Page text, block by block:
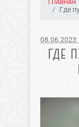
Где
08.06.2023
ГДЕ